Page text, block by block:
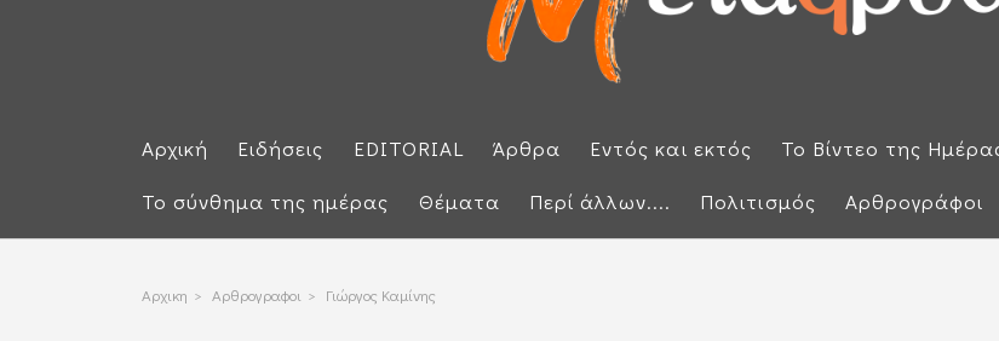
Αρχική Ειδήσεις EDITORIAL Άρθρα Εντός και εκτός Το Βίντεο της
Το σύνθημα της ημέρας
Θέματα Περί άλλων.... Πολιτισμός Αρθρογράφοι
Αρχικη > Αρθρογραφοι > Γιώργος Καμίνης